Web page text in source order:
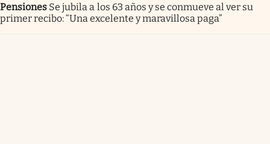
Pensiones Se jubila a los 63 años y se conmueve al ver su
primer recibo: “Una excelente y maravillosa paga”